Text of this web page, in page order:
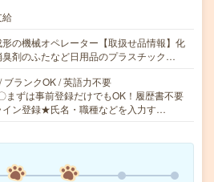
給
の機械オペレーター【取扱せ品情報】化
剤のふたなど日用品のプラスチック…
ブランクOK / 英語力不要
ずは事前登録だけでもOK！履歴書不要
イン登録★氏名・職種などを入力す…